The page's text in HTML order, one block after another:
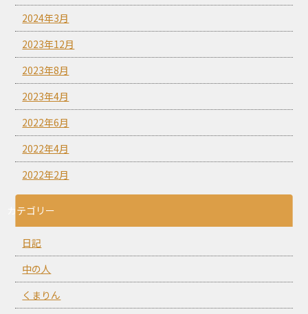
2024年3月
2023年12月
2023年8月
2023年4月
2022年6月
2022年4月
2022年2月
カテゴリー
日記
中の人
くまりん